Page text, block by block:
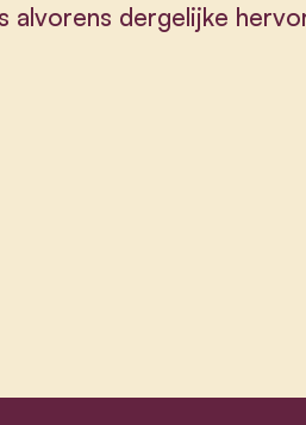
alvorens dergelijke